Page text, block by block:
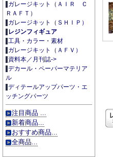
ガレージキット（ＡＩＲ Ｃ
ＲＡＦＴ）
ガレージキット（ＳＨＩＰ）
レジンフィギュア
工具・カラー・素材
ガレージキット（ＡＦＶ）
資料本／月刊誌->
デカール・ペーパーマテリア
ル
ディテールアップパーツ・エ
ッチングパーツ
注目商品 ...
新着商品...
おすすめ商品...
全商品...